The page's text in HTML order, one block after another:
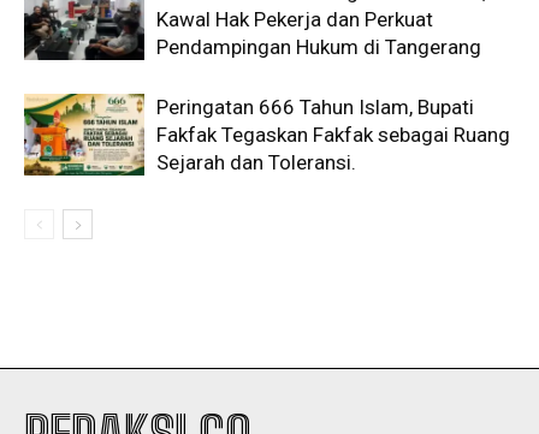
Kawal Hak Pekerja dan Perkuat
Pendampingan Hukum di Tangerang
Peringatan 666 Tahun Islam, Bupati
Fakfak Tegaskan Fakfak sebagai Ruang
Sejarah dan Toleransi.